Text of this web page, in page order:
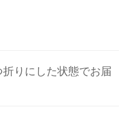
りにした状態でお届